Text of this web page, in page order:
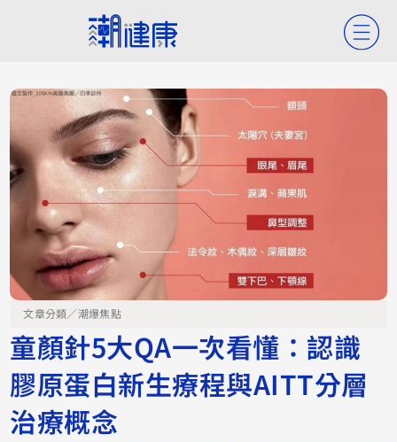
文章分類／潮爆焦點
童顏針5大QA一次看懂：認識
膠原蛋白新生療程與AITT分層
治療概念